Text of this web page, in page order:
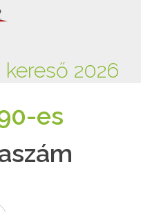
kereső 2026
es